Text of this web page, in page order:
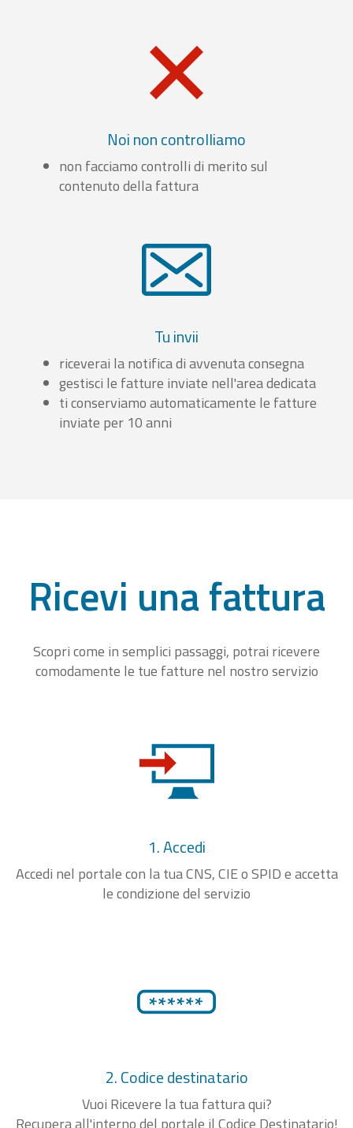
Noi non controlliamo
non facciamo controlli di merito sul
contenuto della fattura
Tu invii
riceverai la notifica di avvenuta consegna
gestisci le fatture inviate nell'area dedicata
ti conserviamo automaticamente le fatture
inviate per 10 anni
Ricevi una fattura
Scopri come in semplici passaggi, potrai ricevere
comodamente le tue fatture nel nostro servizio
1. Accedi
Accedi nel portale con la tua CNS, CIE o SPID e accetta
le condizione del servizio
2. Codice destinatario
Vuoi Ricevere la tua fattura qui?
Recupera all'interno del portale il Codice Destinatario!